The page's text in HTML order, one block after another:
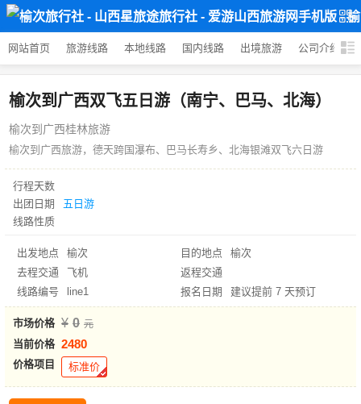
网站首页 旅游线路 本地线路 国内线路 出境旅游 公司介绍
榆次到广西双飞五日游（南宁、巴马、北海）
榆次到广西桂林旅游
榆次到广西旅游，德天跨国瀑布、巴马长寿乡、北海银滩双飞六日游
行程天数
出团日期
五日游
线路性质
出发地点 榆次 目的地点
榆次
去程交通
飞机
返程交通
线路编号
line1 报名日期 建议提前 7 天预订
市场价格 0
当前价格 2480
价格项目 标准价